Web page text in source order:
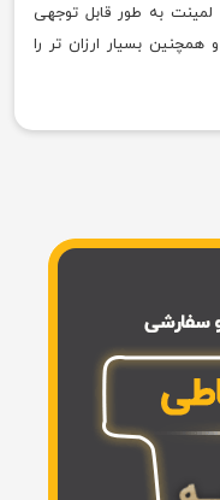
به طور قابل توجهی
بسیار ارزان تر را